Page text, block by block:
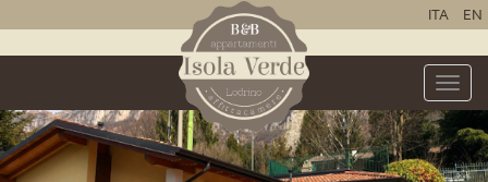
ITA EN
Toggle